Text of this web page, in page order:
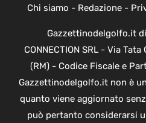
Chi siamo - Redazione-
Gazzettinodelgolfo.it
CONNECTION SRL - Via
(RM) - Codice Fiscale e
Gazzettinodelgolfo.it non è
quanto viene aggiornato
può pertanto considerarsi